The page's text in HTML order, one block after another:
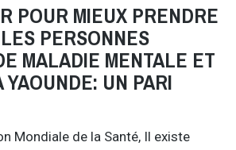
POUR MIEUX PRENDRE
PERSONNES
MALADIE MENTALE ET
YAOUNDE: UN PARI
Mondiale de la Santé, Il existe